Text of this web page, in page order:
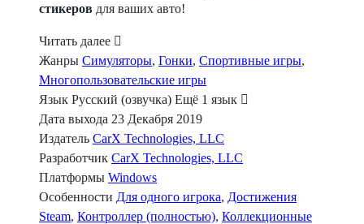
стикеров для ваших авто!
Читать далее
Жанры Симуляторы, Гонки, Спортивные игры,
Многопользовательские игры
Язык Русский (озвучка) Ещё 1 язык
Дата выхода 23 Декабря 2019
Издатель CarX Technologies, LLC
Разработчик CarX Technologies, LLC
Платформы Windows
Особенности Для одного игрока, Достижения
Steam, Контроллер (полностью), Коллекционные